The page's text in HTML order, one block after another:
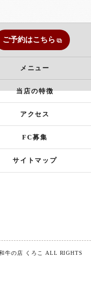
ご予約はこちら
メニュー
当店の特徴
アクセス
FC募集
サイトマップ
牛の店 くろこ ALL RIGHTS